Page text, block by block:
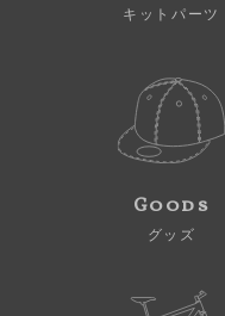
キットパーツ
Goods
グッズ